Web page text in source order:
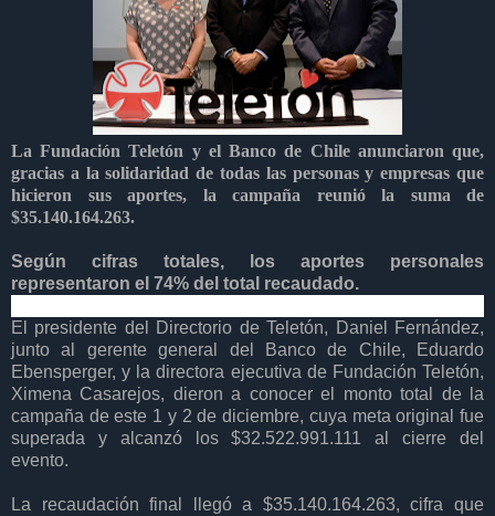
La Fundación Teletón y el Banco de Chile anunciaron que,
gracias a la solidaridad de todas las personas y empresas que
hicieron sus aportes, la campaña reunió la suma de
$35.140.164.263.
Según cifras totales, los aportes personales
representaron el 74% del total recaudado.
El presidente del Directorio de Teletón, Daniel Fernández,
junto al gerente general del Banco de Chile,
Eduardo
Ebensperger, y la directora ejecutiva de Fundación Teletón,
Ximena Casarejos, dieron a conocer el monto total de la
campaña de este 1 y 2 de diciembre, cuya meta original fue
superada y alcanzó los $32.522.991.111 al cierre del
evento.
La recaudación final llegó a $35.140.164.263, cifra que